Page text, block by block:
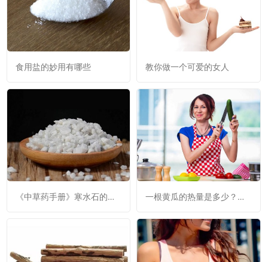
食用盐的妙用有哪些 教你做一个可爱的女人
《中草药手册》寒水石的功
一根黄瓜的热量是多少？黄